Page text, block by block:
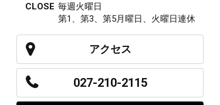
CLOSE 毎週火曜日
第1、第3、第5月曜日、火曜日連休
アクセス
027-210-2115